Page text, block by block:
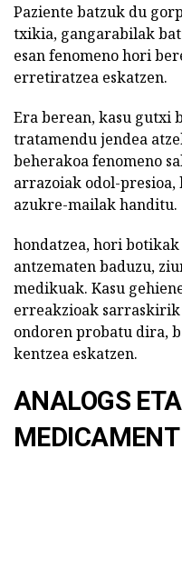
Paziente batzuk du
txikia, gangarabilak
esan fenomeno hori
erretiratzea eskatzen.
Era berean, kasu gutxi
tratamendu jendea
beherakoa fenomeno
arrazoiak odol-
azukre-mailak handitu.
hondatzea, hori
antzematen baduzu,
medikuak. Kasu
erreakzioak
ondoren probatu dira,
kentzea eskatzen.
ANALOGS
MEDICAMENT